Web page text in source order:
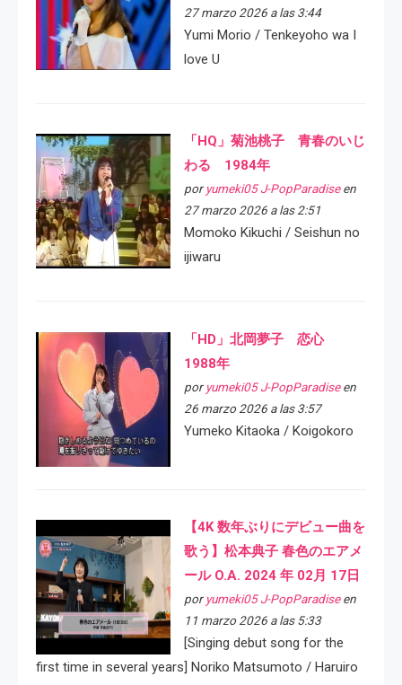
27 marzo 2026 a las 3:44
Yumi Morio / Tenkeyoho wa I
love U
「HQ」菊池桃子 青春のいじ
わる 1984年
por yumeki05 J-PopParadiseen
27 marzo 2026 a las 2:51
Momoko Kikuchi / Seishun no
ijiwaru
「HD」北岡夢子 恋心
1988年
por yumeki05 J-PopParadiseen
26 marzo 2026 a las 3:57
Yumeko Kitaoka / Koigokoro
【4K 数年ぶりにデビュー曲を
歌う】松本典子 春色のエアメ
ール O.A. 2024 年 02月 17日
por yumeki05 J-PopParadiseen
11 marzo 2026 a las 5:33
[Singing debut song for the
first time in several years] Noriko Matsumoto / Haruiro